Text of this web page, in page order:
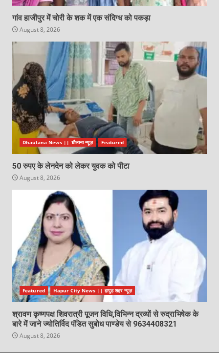
गांव हाजीपुर में चोरी के शक में एक संदिग्ध को पकड़ा
August 8, 2026
Dhaulana News || धौलाना न्यूज़ Featured
50 रुपए के लेनदेन को लेकर युवक को पीटा
August 8, 2026
Featured Hapur City News || हापुड़ शहर न्यूज़
श्रावण कृष्णपक्ष शिवरात्री पूजन विधि,विभिन्न द्रव्यों से रुद्राभिषेक के
बारे में जाने ज्योतिर्विद पंडित सुबोध पाण्डेय से 9634408321
August 8, 2026